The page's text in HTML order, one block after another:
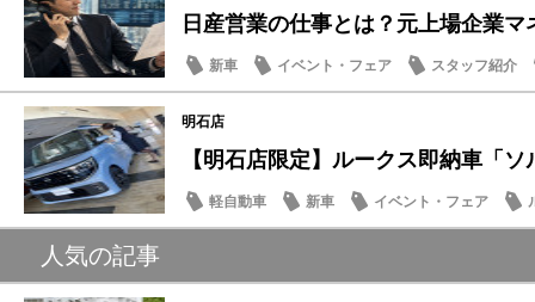
日産営業の仕事とは？元上場企業マ
新車 イベント・フェア スタッフ紹介
明石店
【明石店限定】ルークス即納車「
軽自動車 新車 イベント・フェア
人気の記事